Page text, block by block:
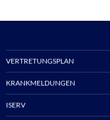
VERTRETUNGSPLAN
KRANKMELDUNGEN
ISERV